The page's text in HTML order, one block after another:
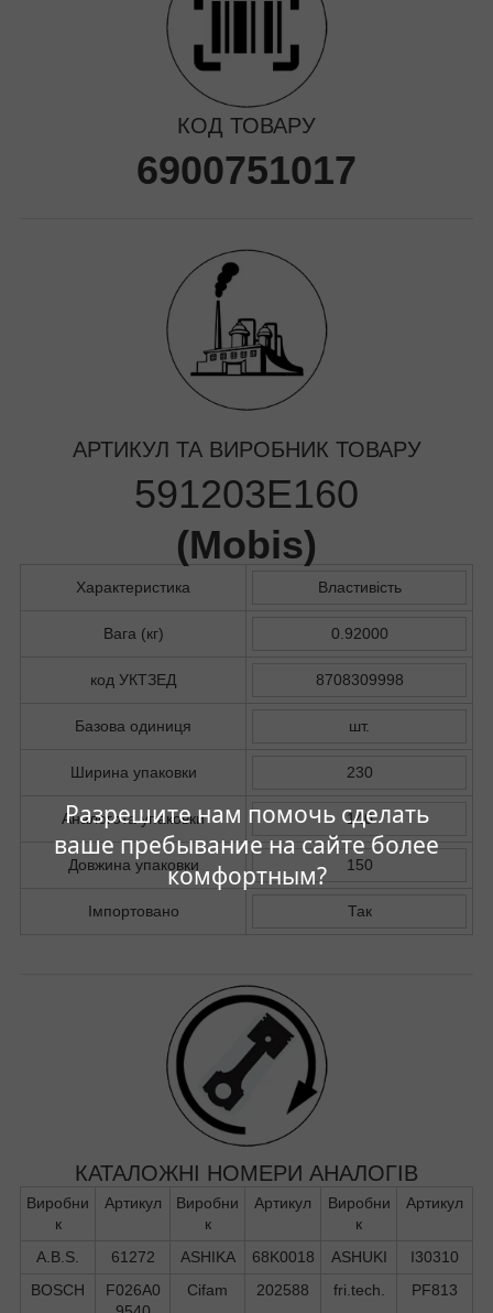
Разрешите нам помочь сделать
ваше пребывание на сайте более
комфортным?
КОД ТОВАРУ
6900751017
АРТИКУЛ ТА ВИРОБНИК ТОВАРУ
591203E160
(Mobis)
Характеристика Властивість
Вага (кг) 0.92000
код УКТЗЕД 8708309998
Базова одиниця шт.
Ширина упаковки 230
Аналогота упаковки 140
Довжина упаковки 150
Імпортовано Так
КАТАЛОЖНІ НОМЕРИ АНАЛОГІВ
Виробни
к
Артикул
Виробни
к
Артикул
Виробни
к
Артикул
A.B.S. 61272 ASHIKA 68K0018 ASHUKI
I30310
BOSCH
F026A0
Cifam 202588 fri.tech. PF813